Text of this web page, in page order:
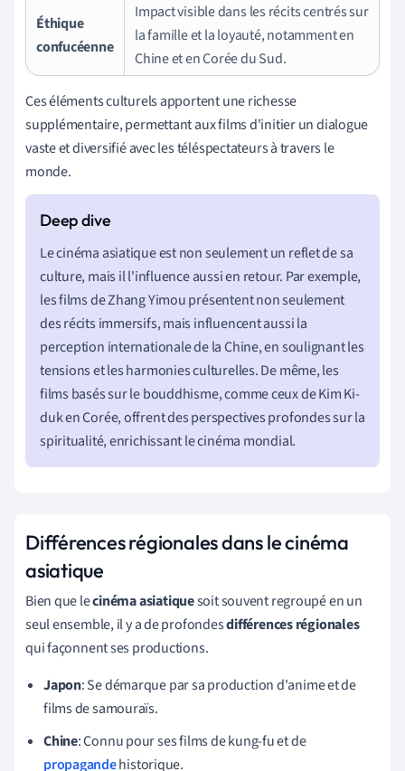
Éthique
confucéenne
Impact visible dans les récits centrés sur
la famille et la loyauté, notamment en
Chine et en Corée du Sud.
Ces éléments culturels apportent une richesse
supplémentaire, permettant aux films d'initier un dialogue
vaste et diversifié avec les téléspectateurs à travers le
monde.
Le cinéma asiatique est non seulement un reflet de sa
culture, mais il l'influence aussi en retour. Par exemple,
les films de Zhang Yimou présentent non seulement
des récits immersifs, mais influencent aussi la
perception internationale de la Chine, en soulignant les
tensions et les harmonies culturelles. De même, les
films basés sur le bouddhisme, comme ceux de Kim Ki-
duk en Corée, offrent des perspectives profondes sur la
spiritualité, enrichissant le cinéma mondial.
Différences régionales dans le cinéma
asiatique
Bien que lecinéma asiatiquesoit souvent regroupé en un
seul ensemble, il y a de profondesdifférences régionales
qui façonnent ses productions.
Japon: Se démarque par sa production d'anime et de
films de samouraïs.
Chine: Connu pour ses films de kung-fu et de
propagandehistorique.